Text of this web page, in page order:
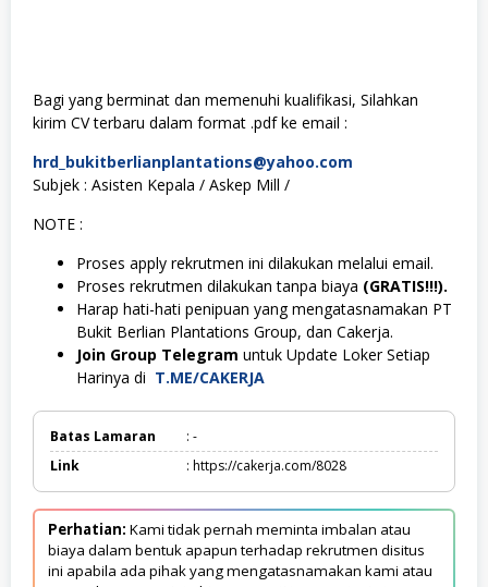
Bagi yang berminat dan memenuhi kualifikasi, Silahkan
kirim CV terbaru dalam format .pdf ke email :
hrd_bukitberlianplantations@yahoo.com
Subjek : Asisten Kepala / Askep Mill /
NOTE :
Proses apply rekrutmen ini dilakukan melalui email.
Proses rekrutmen dilakukan tanpa biaya (GRATIS!!!).
Harap hati-hati penipuan yang mengatasnamakan PT
Bukit Berlian Plantations Group, dan Cakerja.
Join Group Telegram untuk Update Loker Setiap
Harinya di T.ME/CAKERJA
Batas Lamaran
: -
Link
: https://cakerja.com/8028
Perhatian: Kami tidak pernah meminta imbalan atau
biaya dalam bentuk apapun terhadap rekrutmen disitus
ini apabila ada pihak yang mengatasnamakan kami atau